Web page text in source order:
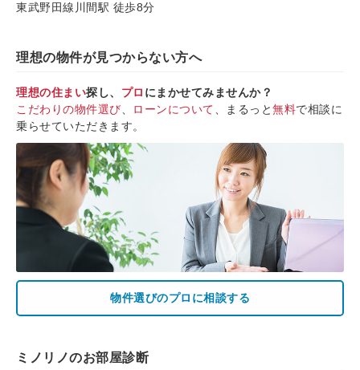
東武野田線川間駅 徒歩8分
理想の物件が見つからない方へ
理想の住まい探し、 プロ にまかせてみませんか？
こだわりの物件選び
ローンについて 、まるっと無料で相談に
乗らせていただきます。
物件選びのプロに相談する
ミノリノのお部屋診断